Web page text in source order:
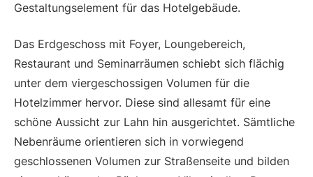
Gestaltungselement für das Hotelgebäude.
Das Erdgeschoss mit Foyer, Loungebereich,
Restaurant und Seminarräumen schiebt sich flächig
unter dem viergeschossigen Volumen für die
Hotelzimmer hervor. Diese sind allesamt für eine
schöne Aussicht zur Lahn hin ausgerichtet. Sämtliche
Nebenräume orientieren sich in vorwiegend
geschlossenen Volumen zur Straßenseite und bilden